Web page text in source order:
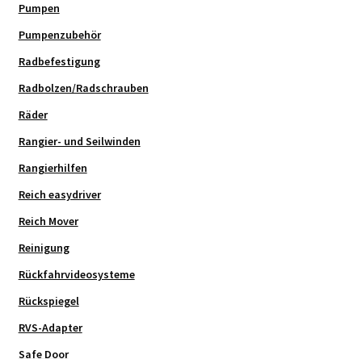
Pumpen
Pumpenzubehör
Radbefestigung
Radbolzen/Radschrauben
Räder
Rangier- und Seilwinden
Rangierhilfen
Reich easydriver
Reich Mover
Reinigung
Rückfahrvideosysteme
Rückspiegel
RVS-Adapter
Safe Door